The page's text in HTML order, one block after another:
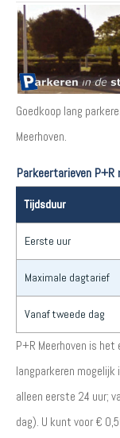
Goedkoop lang
Meerhoven.
Parkeertarieven P+R
Tijdsduur
Eerste uur
Maximale dagtarief
Vanaf tweede dag
P+R Meerhoven is
langparkeren
alleen eerste 24 uur;
dag). U kunt voor €